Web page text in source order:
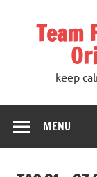
Team
keep
MENU